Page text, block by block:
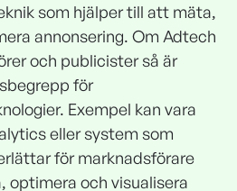
som hjälper till att mäta,
annonsering. Om Adtech
och publicister så är
för
Exempel kan vara
eller system som
för marknadsförare
och visualisera